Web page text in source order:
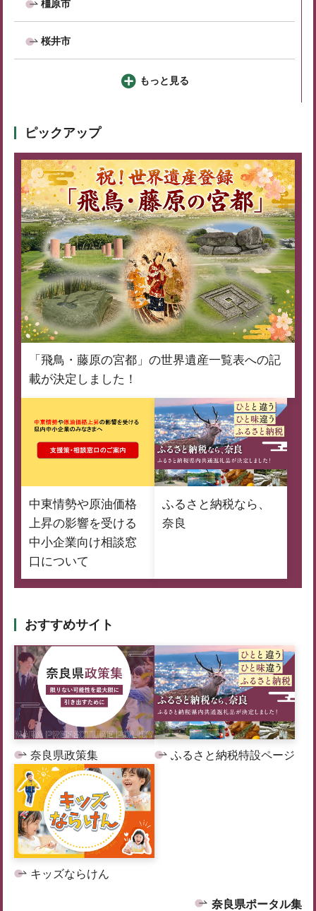
橿原市
桜井市
もっと見る
ピックアップ
「飛鳥・藤原の宮都」の世界遺産一覧表への記
載が決定しました！
中東情勢や原油価格
上昇の影響を受ける
中小企業向け相談窓
口について
ふるさと納税なら、
奈良
おすすめサイト
奈良県政策集 ふるさと納税特設ページ
キッズならけん
奈良県ポータル集